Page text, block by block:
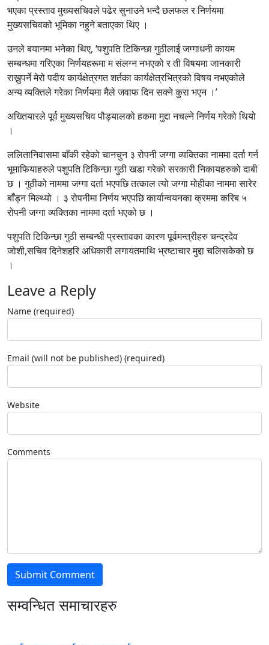
भएका प्रस्ताव मुख्यसचिवले पढेर सुनाउने भन्दै छलफल र निर्णयमा
मुख्यसचिवको भूमिका नहुने बताएका थिए ।
उनले बयानमा भनेका थिए, ‘पशुपति टिकिन्छा गुठीलाई जग्गाधनी कायम
सम्बन्धमा गरिएका निर्णयहरूमा म संलग्न नभएको र ती विषयमा जानकारी
राख्नुपर्ने मेरो पदीय कार्यक्षेत्रगत शर्तका कार्यक्षेत्रभित्रको विषय नभएकोले
अन्य व्यक्तिले गरेका निर्णयमा मैले जवाफ दिन सक्ने कुरा भएन ।’
अख्तियारले पूर्व मुख्यसचिव पौड्यालको हकमा मुद्दा नचल्ने निर्णय गरेको थियो
।
ललितानिवासमा बाँकी रहेको चानचुन ३ रोपनी जग्गा व्यक्तिका नाममा दर्ता गर्न
भूमाफियाहरुले पशुपति टिकिन्छा गुठी खडा गरेको सरकारी निकायहरुको दाबी
छ । गुठीको नाममा जग्गा दर्ता भएपछि तत्काल त्यो जग्गा मोहीका नाममा सारेर
बाँड्न मिल्थ्यो । ३ रोपनीमा निर्णय भएपछि कार्यान्वयनका क्रममा करिब ५
रोपनी जग्गा व्यक्तिका नाममा दर्ता भएको छ ।
पशुपति टिकिन्छा गुठी सम्बन्धी प्रस्तावका कारण पूर्वमन्त्रीहरु चन्द्रदेव
जोशी,सचिव दिनेशहरि अधिकारी लगायतमाथि भ्रष्टाचार मुद्दा चलिसकेको छ
।
Leave a Reply
Name (required)
Email (will not be published) (required)
Website
Comments
सम्वन्धित समाचारहरु